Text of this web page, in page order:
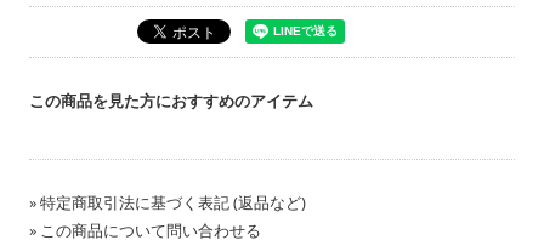
この商品を見た方におすすめのアイテム
» 特定商取引法に基づく表記 (返品など)
» この商品について問い合わせる